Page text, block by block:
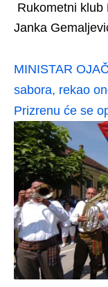
Rukometni klub
Janka
MINISTAR
sabora, rekao
Prizrenu će se